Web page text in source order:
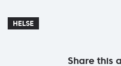
HELSE
Share this